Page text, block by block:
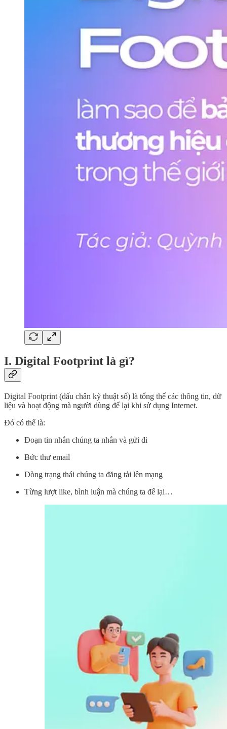
I. Digital Footprint là gì?
Digital Footprint (dấu chân kỹ thuật số) là tổng thể các thông tin, dữ
liệu và hoạt động mà người dùng để lại khi sử dụng Internet.
Đó có thể là:
Đoạn tin nhắn chúng ta nhắn và gửi đi
Bức thư email
Dòng trạng thái chúng ta đăng tải lên mạng
Từng lượt like, bình luận mà chúng ta để lại…